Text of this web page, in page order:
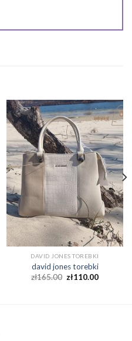
DAVID JONES TOREBKI
david jones torebki
zł165.00 zł110.00